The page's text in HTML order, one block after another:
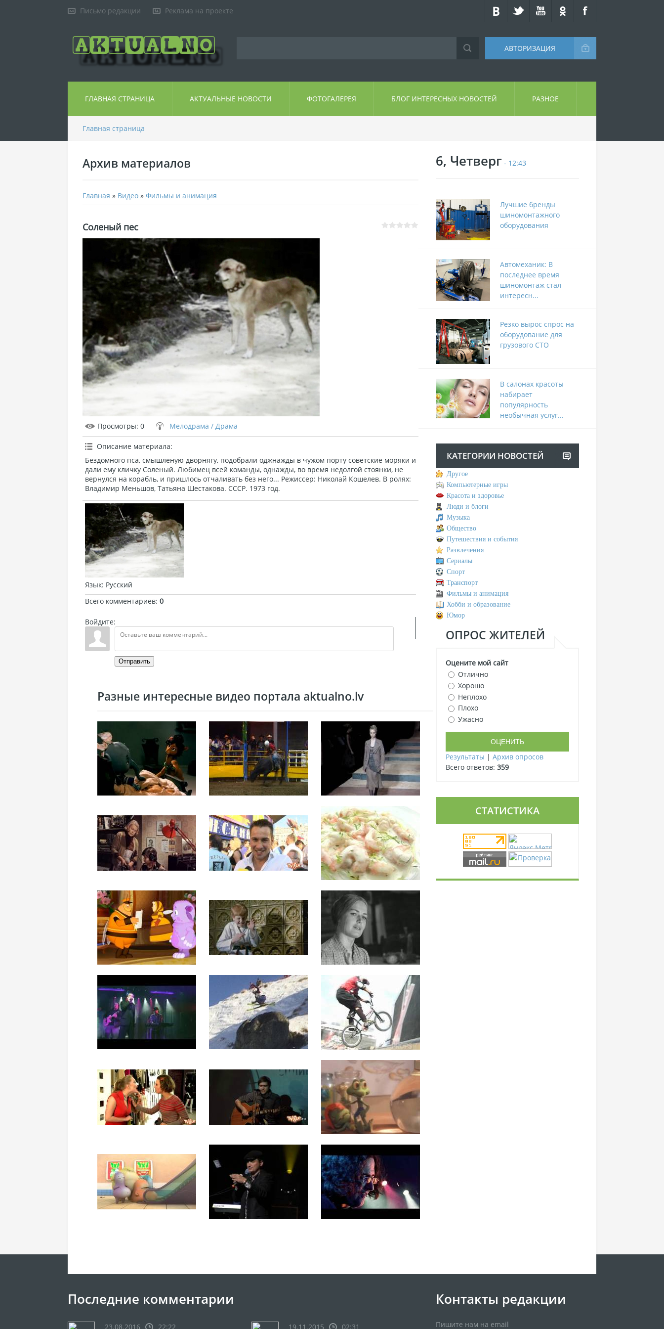
Письмо редакции Реклама на проекте
АВТОРИЗАЦИЯ
ГЛАВНАЯ СТРАНИЦА АКТУАЛЬНЫЕ НОВОСТИ ФОТОГАЛЕРЕЯ БЛОГ ИНТЕРЕСНЫХ НОВОСТЕЙ РАЗНОЕ
Главная страница
Архив материалов
Главная » Видео » Фильмы и анимация
Соленый пес
Просмотры: 0 Мелодрама / Драма
Описание материала:
Бездомного пса, смышленую дворнягу, подобрали оджнажды в чужом порту советские моряки и
дали ему кличку Соленый. Любимец всей команды, однажды, во время недолгой стоянки, не
вернулся на корабль, и пришлось отчаливать без него... Режиссер: Николай Кошелев. В ролях:
Владимир Меньшов, Татьяна Шестакова. СССР. 1973 год.
Язык: Русский
Всего комментариев: 0
Войдите:
Отправить
Разные интересные видео портала aktualno.lv
6, Четверг - 12:43
Лучшие бренды
шиномонтажного
оборудования
Автомеханик: В
последнее время
шиномонтаж стал
интересн...
Резко вырос спрос на
оборудование для
грузового СТО
В салонах красоты
набирает
популярность
необычная услуг...
КАТЕГОРИИ НОВОСТЕЙ
Другое
Компьютерные игры
Красота и здоровье
Люди и блоги
Музыка
Общество
Путешествия и события
Развлечения
Сериалы
Спорт
Транспорт
Фильмы и анимация
Хобби и образование
Юмор
ОПРОС ЖИТЕЛЕЙ
Оцените мой сайт
Отлично
Хорошо
Неплохо
Плохо
Ужасно
Результаты | Архив опросов
Всего ответов: 359
СТАТИСТИКА
Последние комментарии
23.08.2016 22:22 19.11.2015 02:31
Контакты редакции
Пишите нам на email